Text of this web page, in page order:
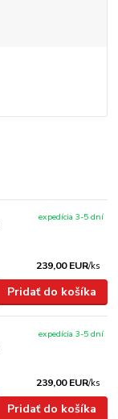
239,00 EUR/ks
expedícia 3-5 dní
Pridať do košíka
239,00 EUR/ks
expedícia 3-5 dní
Pridať do košíka